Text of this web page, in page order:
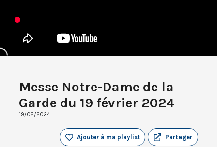
Messe Notre-Dame de la
Garde du 19 février 2024
19/02/2024
Partager
Ajouter à ma playlist